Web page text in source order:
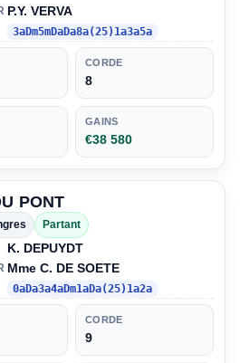
P.Y. VERVA
3aDm5mDaDa8a(25)1a3a5a
CORDE
8
GAINS
€38 580
PONT
Partant
K. DEPUYDT
Mme C. DE SOETE
0aDa3a4aDm1aDa(25)1a2a
CORDE
9